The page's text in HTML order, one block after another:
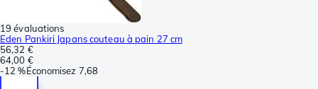
19 évaluations
Eden Pankiri Japans couteau à pain 27 cm
56,32 €
64,00 €
-12 %Économisez 7,68